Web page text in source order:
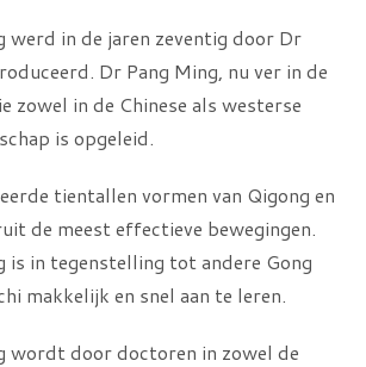
werd in de jaren zeventig door Dr
Dr Pang Ming, nu ver in de
zowel in de Chinese als westerse
is opgeleid.
tientallen vormen van Qigong en
de meest effectieve bewegingen.
is in tegenstelling tot andere Gong
makkelijk en snel aan te leren.
wordt door doctoren in zowel de